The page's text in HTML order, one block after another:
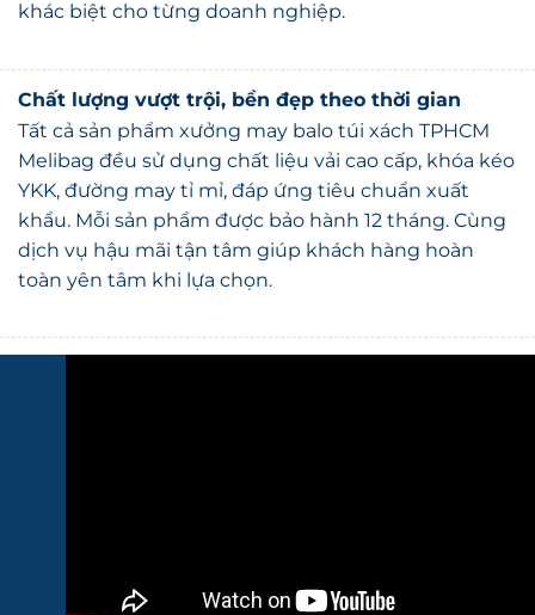
Chất lượng vượt trội, bền đẹp theo thời gian
Tất cả sản phẩm xưởng may balo túi xách TPHCM
Melibag đều sử dụng chất liệu vải cao cấp, khóa kéo
YKK, đường may tỉ mỉ, đáp ứng tiêu chuẩn xuất
khẩu. Mỗi sản phẩm được bảo hành 12 tháng. Cùng
dịch vụ hậu mãi tận tâm giúp khách hàng hoàn
toàn yên tâm khi lựa chọn.